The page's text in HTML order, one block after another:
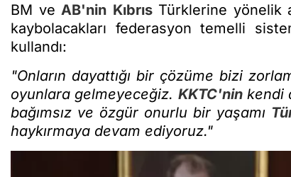
BM ve AB'nin KıbrısTürklerine yönelik
kaybolacakları federasyon temelli
kullandı:
"Onların dayattığı bir çözüme bizi
oyunlara gelmeyeceğiz. KKTC'ninkendi
bağımsız ve özgür onurlu bir yaşamı
haykırmaya devam ediyoruz."